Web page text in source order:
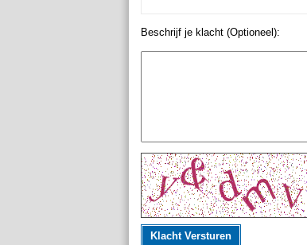
Beschrijf je klacht (Optioneel):
Klacht Versturen